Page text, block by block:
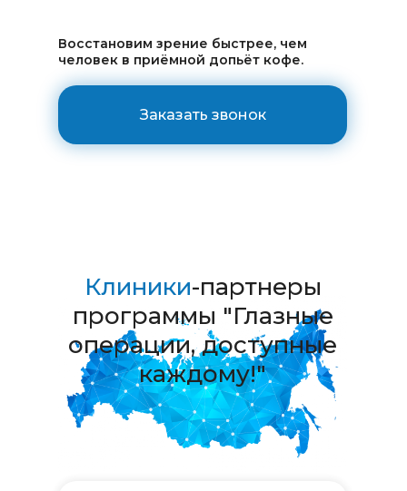
Заказать звонок
Восстановим зрение быстрее, чем
человек в приёмной допьёт кофе.
Клиники-партнеры
программы "Глазные
операции, доступные
каждому!"